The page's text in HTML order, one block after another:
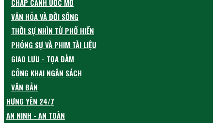
CHẮP CÁNH ƯỚC MƠ
VĂN HÓA VÀ ĐỜI SỐNG
THỜI SỰ NHÌN TỪ PHỐ HIẾN
PHÓNG SỰ VÀ PHIM TÀI LIỆU
GIAO LƯU - TỌA ĐÀM
CÔNG KHAI NGÂN SÁCH
VĂN BẢN
HƯNG YÊN 24/7
AN NINH - AN TOÀN